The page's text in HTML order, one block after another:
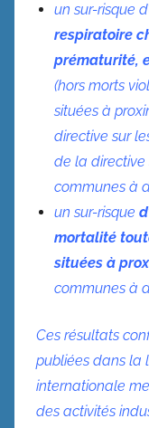
un sur-risque
respiratoire
prématurité,
(hors morts
situées à
directive sur
de la directive
communes à
un sur-risque
mortalité
situées à
communes à
Ces résultats
publiées dans la
internationale
des activités